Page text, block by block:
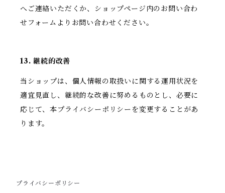
へご連絡いただくか、ショップページ内のお問い合わ
せフォームよりお問い合わせください。
13. 継続的改善
当ショップは、個人情報の取扱いに関する運用状況を
適宜見直し、継続的な改善に努めるものとし、必要に
応じて、本プライバシーポリシーを変更することがあ
ります。
プライバシーポリシー